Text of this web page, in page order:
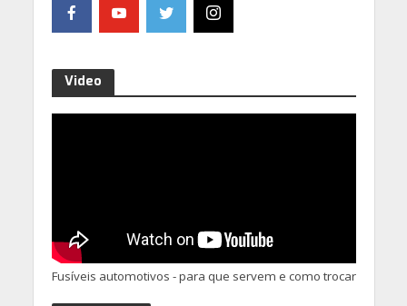
Video
Fusíveis automotivos - para que servem e como trocar